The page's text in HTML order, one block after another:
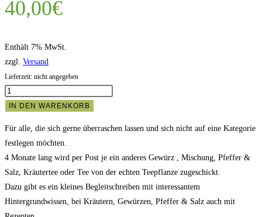
40,00€
Enthält 7% MwSt.
zzgl. Versand
Lieferzeit: nicht angegeben
MINI
Genuss-
Querbeet
Menge
IN DEN WARENKORB
Für alle, die sich gerne überraschen lassen und sich nicht auf eine Kategorie
festlegen möchten.
4 Monate lang wird per Post je ein anderes Gewürz , Mischung, Pfeffer &
Salz, Kräutertee oder Tee von der echten Teepflanze zugeschickt.
Dazu gibt es ein kleines Begleitschreiben mit interessantem
Hintergrundwissen, bei Kräutern, Gewürzen, Pfeffer & Salz auch mit